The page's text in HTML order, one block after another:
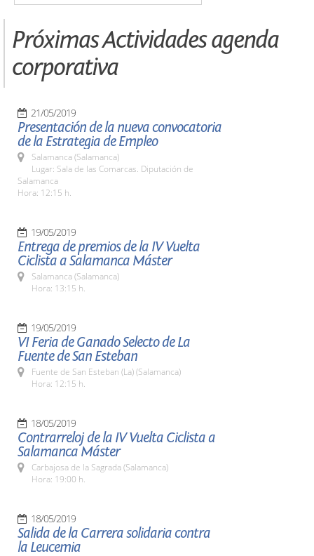
Próximas Actividades agenda
corporativa
21/05/2019
Presentación de la nueva convocatoria
de la Estrategia de Empleo
Salamanca (Salamanca)
Lugar: Sala de las Comarcas. Diputación de
Salamanca
Hora: 12:15 h.
19/05/2019
Entrega de premios de la IV Vuelta
Ciclista a Salamanca Máster
Salamanca (Salamanca)
Hora: 13:15 h.
19/05/2019
VI Feria de Ganado Selecto de La
Fuente de San Esteban
Fuente de San Esteban (La) (Salamanca)
Hora: 12:15 h.
18/05/2019
Contrarreloj de la IV Vuelta Ciclista a
Salamanca Máster
Carbajosa de la Sagrada (Salamanca)
Hora: 19:00 h.
18/05/2019
Salida de la Carrera solidaria contra
la Leucemia